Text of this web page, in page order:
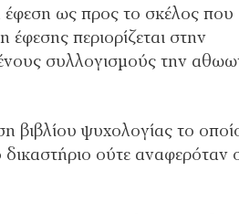
έφεση ως προς το σκέλος που
περιορίζεται στην
συλλογισμούς την
βιβλίου ψυχολογίας το
δικαστήριο ούτε αναφερόταν